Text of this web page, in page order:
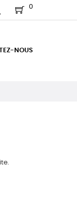
0
NOUS